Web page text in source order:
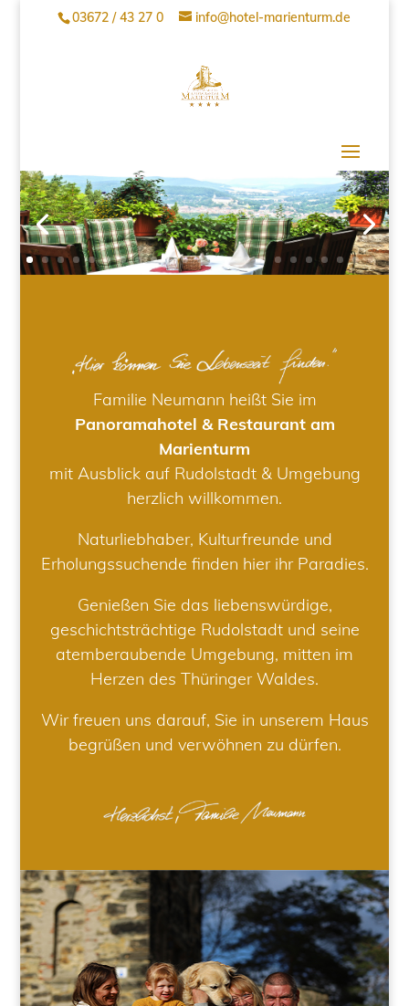
03672 / 43 27 0 info@hotel-marienturm.de
Familie Neumann heißt Sie im
Panoramahotel & Restaurant am
Marienturm
mit Ausblick auf Rudolstadt & Umgebung
herzlich willkommen.
Naturliebhaber, Kulturfreunde und
Erholungssuchende finden hier ihr Paradies.
Genießen Sie das liebenswürdige,
geschichtsträchtige Rudolstadt und seine
atemberaubende Umgebung, mitten im
Herzen des Thüringer Waldes.
Wir freuen uns darauf, Sie in unserem Haus
begrüßen und verwöhnen zu dürfen.